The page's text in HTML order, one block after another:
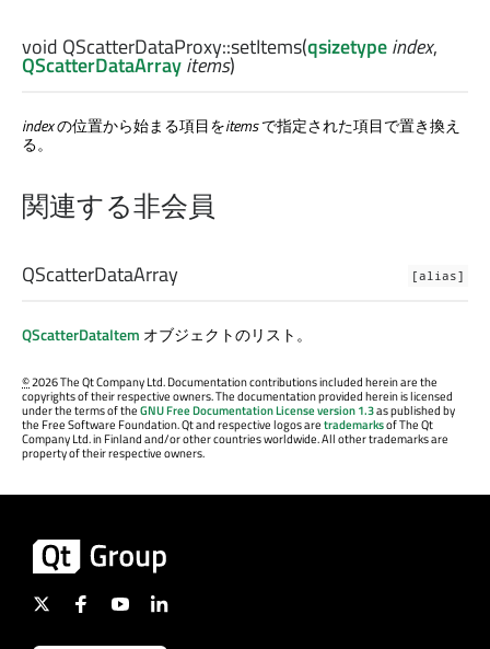
void QScatterDataProxy::setItems(qsizetypeindex,
QScatterDataArrayitems)
indexの位置から始まる項目をitemsで指定された項目で置き換え
る。
関連する非会員
[alias]
QScatterDataArray
QScatterDataItem オブジェクトのリスト。
©2026 The Qt Company Ltd. Documentation contributions included herein are the
copyrights of their respective owners. The documentation provided herein is licensed
under the terms of theGNU Free Documentation License version 1.3as published by
the Free Software Foundation. Qt and respective logos aretrademarksof The Qt
Company Ltd. in Finland and/or other countries worldwide. All other trademarks are
property of their respective owners.